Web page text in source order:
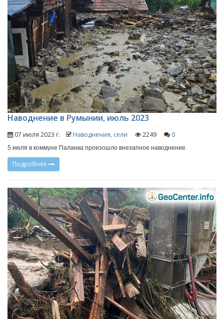
Наводнение в Румынии, июль 2023
07 июля 2023 г. Наводнения, сели 2249 0
5 июля в коммуне Паланка произошло внезапное наводнение.
Подробнее